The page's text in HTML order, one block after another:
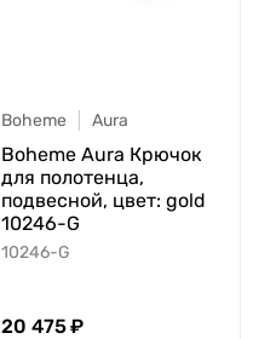
Boheme Aura
Boheme Aura Крючок
для полотенца,
подвесной, цвет: gold
10246-G
10246-G
20 475